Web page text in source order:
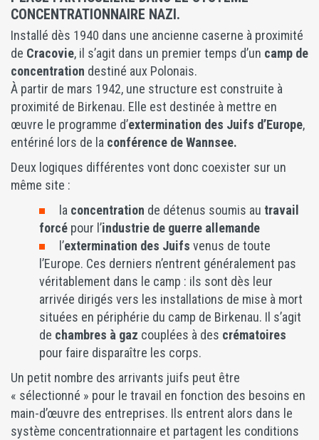
CONCENTRATIONNAIRE NAZI.
Installé dès 1940 dans une ancienne caserne à proximité
de Cracovie, il s’agit dans un premier temps d’un camp de
concentration destiné aux Polonais.
À partir de mars 1942, une structure est construite à
proximité de Birkenau. Elle est destinée à mettre en
œuvre le programme d’extermination des Juifs d’Europe,
entériné lors de la conférence de Wannsee.
Deux logiques différentes vont donc coexister sur un
même site :
la concentration de détenus soumis au travail
forcé pour l’industrie de guerre allemande
l’extermination des Juifs venus de toute
l’Europe. Ces derniers n’entrent généralement pas
véritablement dans le camp : ils sont dès leur
arrivée dirigés vers les installations de mise à mort
situées en périphérie du camp de Birkenau. Il s’agit
de chambres à gaz couplées à des crématoires
pour faire disparaître les corps.
Un petit nombre des arrivants juifs peut être
« sélectionné » pour le travail en fonction des besoins en
main-d’œuvre des entreprises. Ils entrent alors dans le
système concentrationnaire et partagent les conditions